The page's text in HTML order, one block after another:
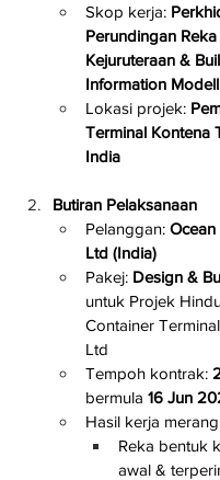
Skop kerja:
Perundingan
Kejuruteraan &
Information
Lokasi projek:
Terminal Kontena
India
Butiran Pelaksanaan
Pelanggan: Ocean
Ltd (India)
Pakej: Design &
untuk Projek
Container
Ltd
Tempoh kontrak:
bermula 16 Jun
Hasil kerja
Reka bentuk
awal &